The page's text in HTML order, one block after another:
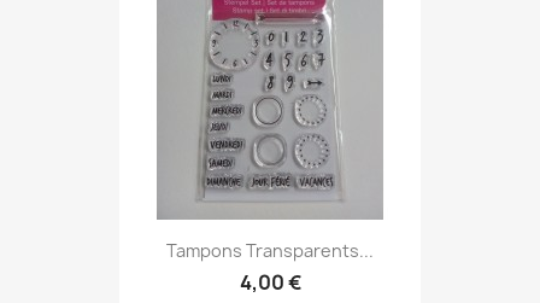
Tampons Transparents...
4,00 €